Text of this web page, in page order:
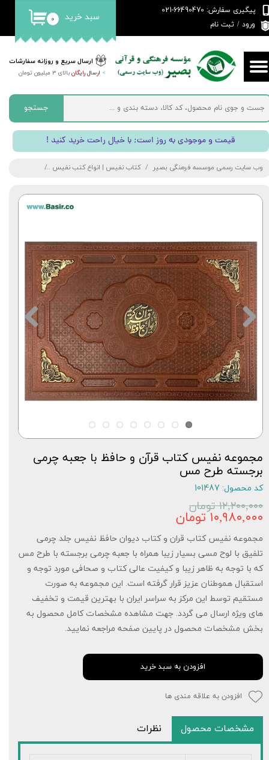
ارسال سریع و روزانه سفارشات
> ارسال رایگانبالای 3 میلیون تومان
پیگیری سفارش: 66490470-021
ورود / ثبت نام
حساب کاربری من
تغییر گذر واژه
سفارشات
خروج از حساب کاربری
۰ سبد خرید
جستجو
! قیمت و موجودی به روز است; با خیال راحت خرید کنید
وب سایت رسمی موسسه فرهنگی بصیر کتاب نفیس | انواع کتب نفیس
مجموعه نفیس کتاب قرآن و حافظ با جعبه چرمی
برجسته طرح مس
کد محصول: 101487
۱۲,۲۰۰,۰۰۰ تومان
۱۰,۹۸۰,۰۰۰ تومان
مجموعه نفیس کتاب قران و کتاب دیوان حافظ نفیس جلد چرمی
تلفیق با لوح مسی بسیار زیبا همراه با جعبه چرمی برجسته با طرح مس
که با توجه به ظاهر زیبا و کیفیت عالی کتاب و صحافی مورد توجه و
استقبال هموطنان عزیز قرار گرفته است. این مجموعه به صورت
مستقیم توسط این مرکز به سراسر ایران با بهترین قیمت و تخفیف
های ویژه ارسال می گردد. جهت مشاهده مشخصات کامل محصول به
بخش مشخصات محصول در پایین صفحه مراجعه نمایید.
افزودن به سبد خرید
افزودن به علاقه مندی ها
مشخصات محصول نظرات